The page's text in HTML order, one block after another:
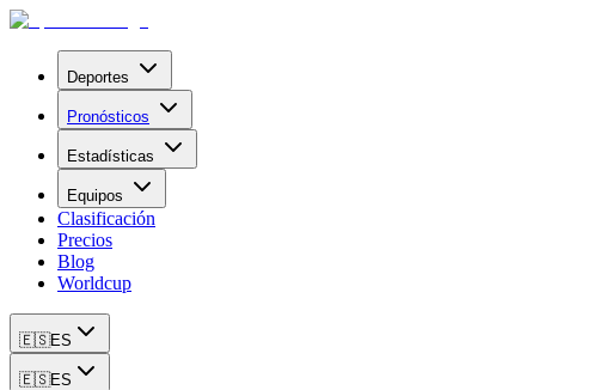
Deportes
Pronósticos
Estadísticas
Equipos
Clasificación
Precios
Blog
Worldcup
🇪🇸ES
🇪🇸ES